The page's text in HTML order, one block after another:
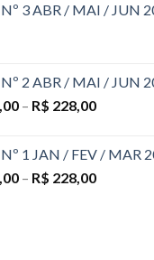
3 ABR / MAI / JUN
2 ABR / MAI / JUN
– R$ 228,00
1 JAN / FEV / MAR
– R$ 228,00